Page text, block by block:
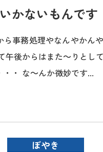
かないもんです
ら事務処理やなんやかん
午後からはまた～りとし
・・ な～んか微妙です...
ぼやき